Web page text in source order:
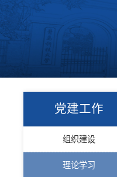
党建工作
组织建设
理论学习